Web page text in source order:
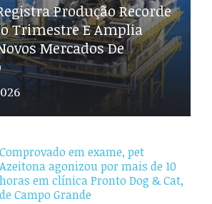
Produção Recorde
Trimestre E Amplia
Mercados De
Comprovado em exame, pet
Azeitona agonizou por mais de 10
horas em clínica Pronto Dog & Cat,
de Campo Grande